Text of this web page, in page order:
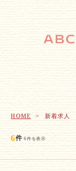
HOME 新着求人
6件 6件を表示